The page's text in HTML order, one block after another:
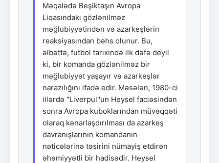
Məqalədə Beşiktaşın Avropa
Liqasındakı gözlənilməz
məğlubiyyətindən və azarkeşlərin
reaksiyasından bəhs olunur. Bu,
əlbəttə, futbol tarixində ilk dəfə deyil
ki, bir komanda gözlənilməz bir
məğlubiyyət yaşayır və azarkeşlər
narazılığını ifadə edir. Məsələn, 1980-ci
illərdə "Liverpul"un Heysel faciəsindən
sonra Avropa kuboklarından müvəqqəti
olaraq kənarlaşdırılması da azarkeş
davranışlarının komandanın
nəticələrinə təsirini nümayiş etdirən
əhəmiyyətli bir hadisədir. Heysel